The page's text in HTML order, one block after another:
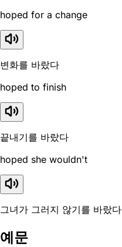
hoped for a change
변화를 바랐다
hoped to finish
끝내기를 바랐다
hoped she wouldn't
그녀가 그러지 않기를 바랐다
예문